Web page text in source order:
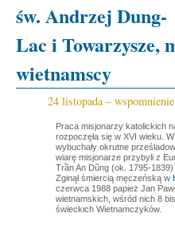
św. Andrzej Dung-
Lac i Towarzysze,
wietnamscy
24 listopada – wspomnienie
Praca misjonarzy katolickich
rozpoczęła się w XVI wieku.
wybuchały okrutne
wiarę misjonarze przybyli z
Trần An Dũng (ok. 1795-
Zginął śmiercią męczeńską w
czerwca 1988 papież Jan
wietnamskich, wśród nich 8
świeckich Wietnamczyków.